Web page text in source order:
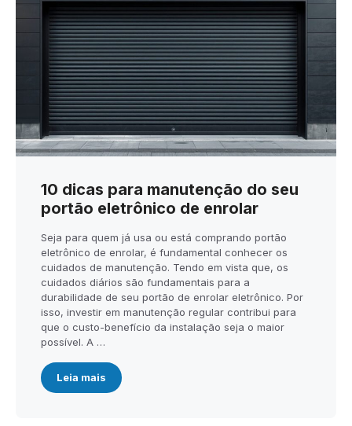
10 dicas para manutenção do seu
portão eletrônico de enrolar
Seja para quem já usa ou está comprando portão
eletrônico de enrolar, é fundamental conhecer os
cuidados de manutenção. Tendo em vista que, os
cuidados diários são fundamentais para a
durabilidade de seu portão de enrolar eletrônico. Por
isso, investir em manutenção regular contribui para
que o custo-benefício da instalação seja o maior
possível. A …
Leia mais